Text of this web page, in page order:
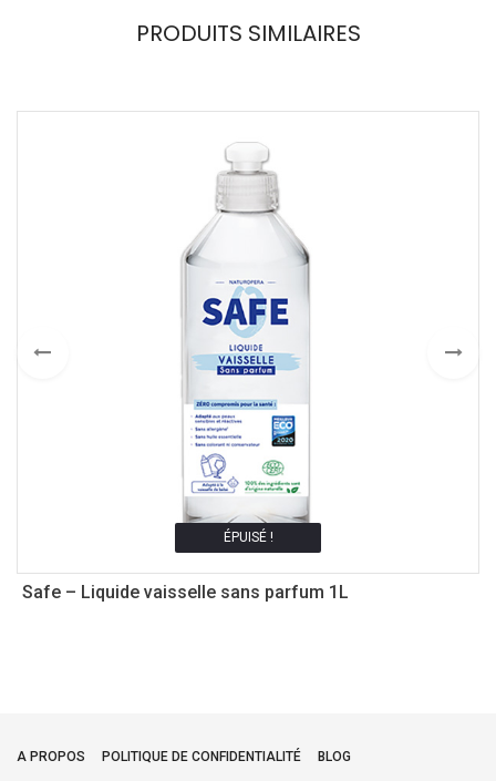
PRODUITS SIMILAIRES
ÉPUISÉ !
Safe – Liquide vaisselle sans parfum 1L
A PROPOS POLITIQUE DE CONFIDENTIALITÉ BLOG